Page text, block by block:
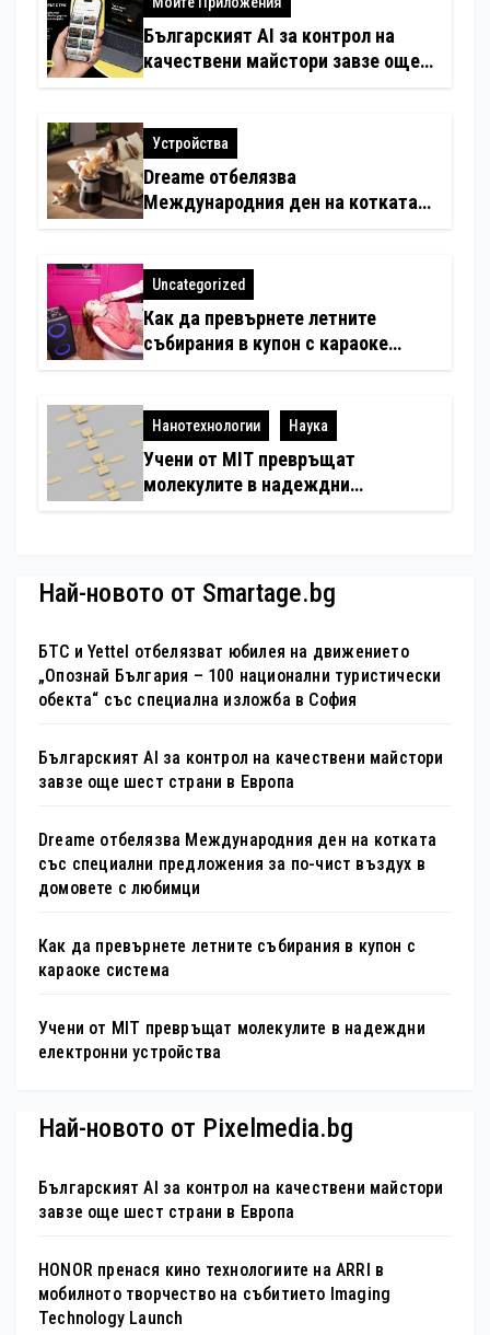
Българският AI за контрол на
качествени майстори завзе още
Устройства
Dreame отбелязва
Международния ден на котката
любимци
Uncategorized
Как да превърнете летните
събирания в купон с караоке
Нанотехнологии Наука
Учени от MIT превръщат
молекулите в надеждни
Най-новото от Smartage.bg
БТС и Yettel отбелязват юбилея на движението
„Опознай България – 100 национални туристически
обекта“ със специална изложба в София
Българският AI за контрол на качествени майстори
завзе още шест страни в Европа
Dreame отбелязва Международния ден на котката
със специални предложения за по-чист въздух в
домовете с любимци
Как да превърнете летните събирания в купон с
караоке система
Учени от MIT превръщат молекулите в надеждни
електронни устройства
Най-новото от Pixelmedia.bg
Българският AI за контрол на качествени майстори
завзе още шест страни в Европа
HONOR пренася кино технологиите на ARRI в
мобилното творчество на събитието Imaging
Technology Launch